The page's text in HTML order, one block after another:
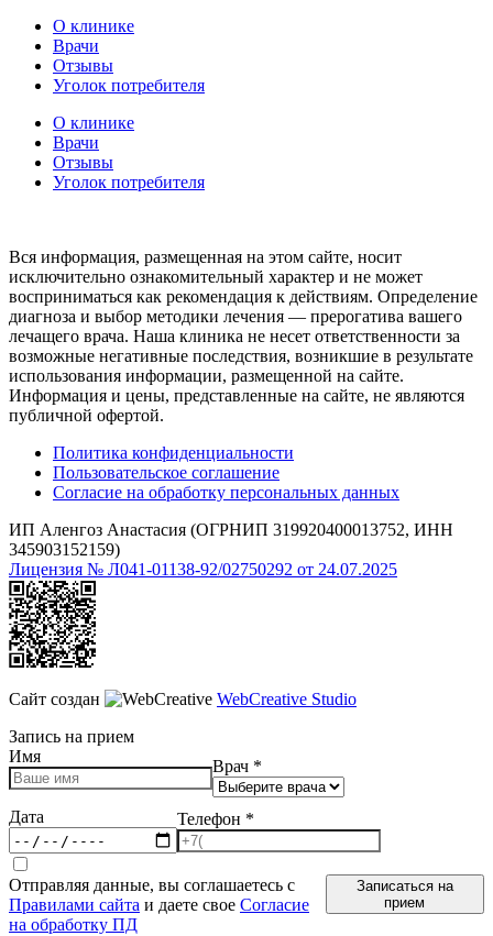
О клинике
Врачи
Отзывы
Уголок потребителя
О клинике
Врачи
Отзывы
Уголок потребителя
Вся информация, размещенная на этом сайте, носит
исключительно ознакомительный характер и не может
восприниматься как рекомендация к действиям. Определение
диагноза и выбор методики лечения — прерогатива вашего
лечащего врача. Наша клиника не несет ответственности за
возможные негативные последствия, возникшие в результате
использования информации, размещенной на сайте.
Информация и цены, представленные на сайте, не являются
публичной офертой.
Политика конфиденциальности
Пользовательское соглашение
Согласие на обработку персональных данных
ИП Аленгоз Анастасия (ОГРНИП 319920400013752, ИНН
345903152159)
Лицензия № Л041-01138-92/02750292 от 24.07.2025
Сайт создан
WebCreative Studio
Запись на прием
Имя
Врач *
Дата Телефон *
Отправляя данные, вы соглашаетесь с
Правилами сайта и даете свое Согласие
на обработку ПД
Записаться на
прием